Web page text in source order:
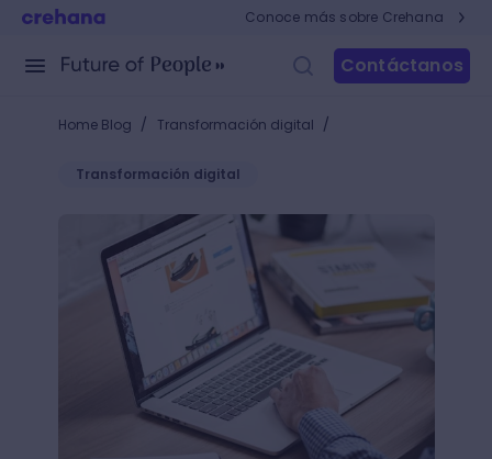
Conoce más sobre Crehana
Contáctanos
Home Blog / Transformación digital /
Transformación digital
Conoce qué es Doofinder y atrae a nuevos